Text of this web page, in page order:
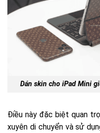
Dán skin cho iPad Mini
Điều này đặc biệt quan
xuyên di chuyển và sử